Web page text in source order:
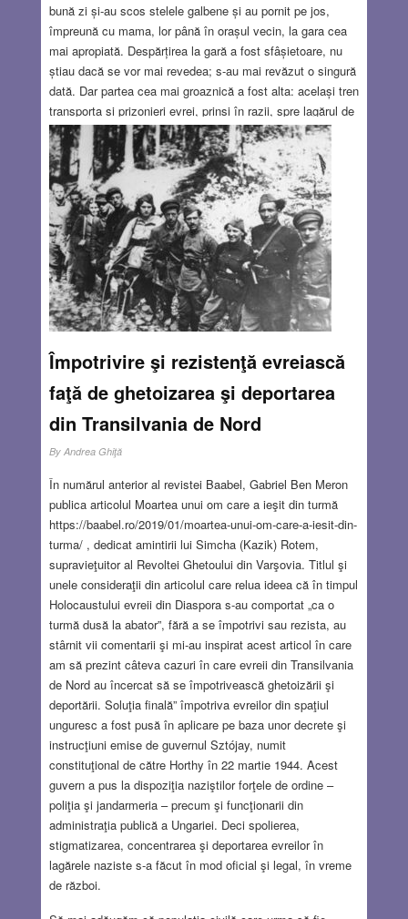
bună zi și-au scos stelele galbene și au pornit pe jos,
împreună cu mama, lor până în orașul vecin, la gara cea
mai apropiată. Despărțirea la gară a fost sfâșietoare, nu
știau dacă se vor mai revedea; s-au mai revăzut o singură
dată. Dar partea cea mai groaznică a fost alta: același tren
transporta și prizonieri evrei, prinși în razii, spre lagărul de
tranzit Westerbork. Cetățenii de rând aveau întâietate pe
tren. Când Ali și Janni s-au urcat în tren, un număr de
evrei au fost dați jos pentru a le face loc. Printre ei erau și
cunoscuți. S-au privit, dar nimeni nu a scos un
cuvânt.
Read more…
JAN 17, 2019 3 COMMENTS
Împotrivire şi rezistenţă evreiască
faţă de ghetoizarea şi deportarea
din Transilvania de Nord
By Andrea Ghiţă
În numărul anterior al revistei Baabel, Gabriel Ben Meron
publica articolul Moartea unui om care a ieşit din turmă
https://baabel.ro/2019/01/moartea-unui-om-care-a-iesit-din-
turma/ , dedicat amintirii lui Simcha (Kazik) Rotem,
supravieţuitor al Revoltei Ghetoului din Varşovia. Titlul şi
unele consideraţii din articolul care relua ideea că în timpul
Holocaustului evreii din Diaspora s-au comportat „ca o
turmă dusă la abator”, fără a se împotrivi sau rezista, au
stârnit vii comentarii şi mi-au inspirat acest articol în care
am să prezint câteva cazuri în care evreii din Transilvania
de Nord au încercat să se împotrivească ghetoizării şi
deportării. Soluţia finală” împotriva evreilor din spaţiul
unguresc a fost pusă în aplicare pe baza unor decrete şi
instrucţiuni emise de guvernul Sztójay, numit
constituţional de către Horthy în 22 martie 1944. Acest
guvern a pus la dispoziţia naziştilor forţele de ordine –
poliţia şi jandarmeria – precum şi funcţionarii din
administraţia publică a Ungariei. Deci spolierea,
stigmatizarea, concentrarea şi deportarea evreilor în
lagărele naziste s-a făcut în mod oficial şi legal, în vreme
de război.